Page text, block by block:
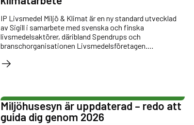
IP Livsmedel Miljö & Klimat är en ny standard utvecklad
av Sigill i samarbete med svenska och finska
livsmedelsaktörer, däribland Spendrups och
branschorganisationen Livsmedelsföretagen.
mest relevanta för livsmedelsföretag och certifieringen
Miljöhusesyn är uppdaterad – redo att
guida dig genom 2026